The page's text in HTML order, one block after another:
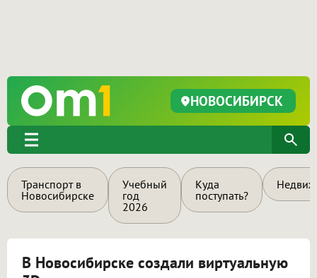
НОВОСИБИРСК
Транспорт в
Новосибирске
Учебный
год
2026
Куда
поступать?
В Новосибирске создали виртуальную